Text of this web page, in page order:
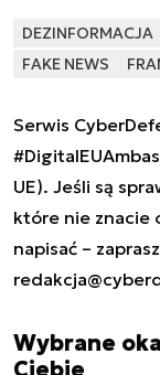
DEZINFORMACJA
FAKE NEWS
Serwis
UE). Jeśli są
które nie znacie
napisać –
Wybrane